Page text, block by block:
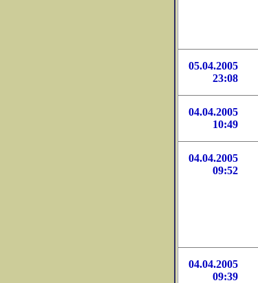
05.04.2005
23:08
04.04.2005
10:49
04.04.2005
09:52
04.04.2005
09:39